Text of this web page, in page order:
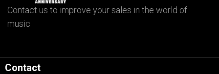
Contact us to improve your sales in the world of
music
Contact